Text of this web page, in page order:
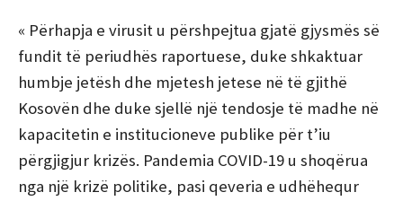
« Përhapja e virusit u përshpejtua gjatë gjysmës së
fundit të periudhës raportuese, duke shkaktuar
humbje jetësh dhe mjetesh jetese në të gjithë
Kosovën dhe duke sjellë një tendosje të madhe në
kapacitetin e institucioneve publike për t’iu
përgjigjur krizës. Pandemia COVID-19 u shoqërua
nga një krizë politike, pasi qeveria e udhëhequr